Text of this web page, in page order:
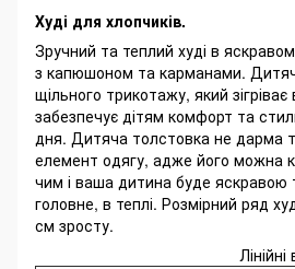
Худі для хлопчиків.
Зручний та теплий худі в
з капюшоном та карманами.
щільного трикотажу, який
забезпечує дітям комфорт та
дня. Дитяча толстовка не дарма
елемент одягу, адже його можна
чим і ваша дитина буде яскравою
головне, в теплі. Розмірний ряд
см зросту.